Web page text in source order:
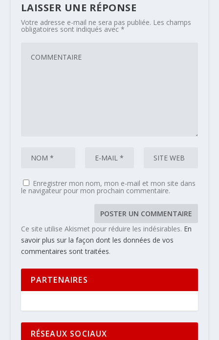
LAISSER UNE RÉPONSE
Votre adresse e-mail ne sera pas publiée. Les champs
obligatoires sont indiqués avec *
Enregistrer mon nom, mon e-mail et mon site dans
le navigateur pour mon prochain commentaire.
Ce site utilise Akismet pour réduire les indésirables. En
savoir plus sur la façon dont les données de vos
commentaires sont traitées.
PARTENAIRES
RÉSEAUX SOCIAUX